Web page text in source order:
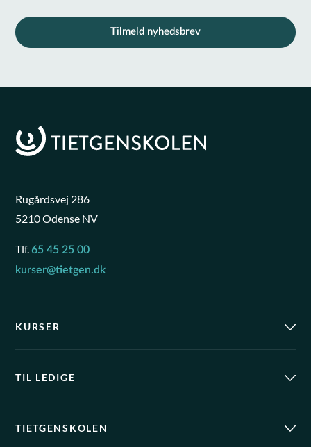
Tilmeld nyhedsbrev
Rugårdsvej 286
5210 Odense NV
Tlf.65 45 25 00
kurser@tietgen.dk
KURSER
TIL LEDIGE
TIETGENSKOLEN